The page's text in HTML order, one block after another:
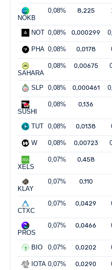
NOKB
0,08% 8,225
NOT 0,08% 0,000299
PHA 0,08% 0,0178
SAHARA
0,08% 0,00675
SLP 0,08% 0,000461
SUSHI
0,08% 0,136
TUT 0,08% 0,0138
W 0,08% 0,00723
XELS
0,07% 0,458
KLAY
0,07% 0,110
CTXC
0,07% 0,0429
PROS
0,07% 0,0466
BIO 0,07% 0,0202
IOTA 0,07% 0,0290